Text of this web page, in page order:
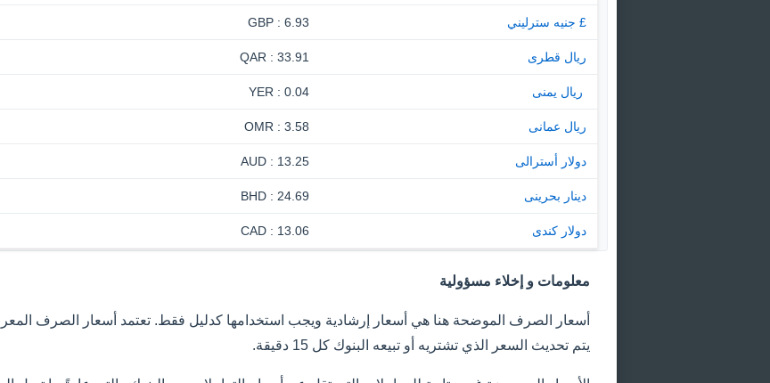
£ جنيه سترليني 6.93 : GBP
ريال قطرى 33.91 : QAR
‏ ريال يمنى 0.04 : YER
ريال عمانى 3.58 : OMR
دولار أسترالى 13.25 : AUD
دينار بحرينى 24.69 : BHD
دولار كندى 13.06 : CAD
معلومات و إخلاء مسؤولية
أسعار الصرف الموضحة هنا هي أسعار إرشادية ويجب استخدامها كدليل فقط. تعتمد أسعار الصرف
يتم تحديث السعر الذي تشتريه أو تبيعه البنوك كل 15 دقيقة.